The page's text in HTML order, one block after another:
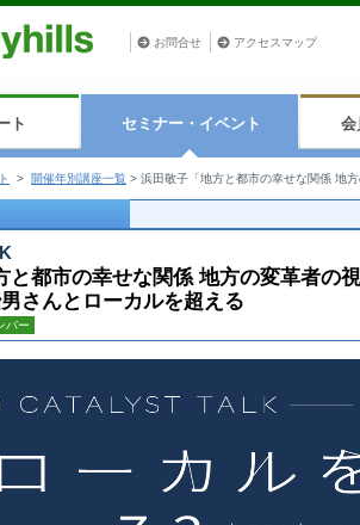
お問合せ アクセスマップ
ト セミナー・イベント 会
> 開催年別講座一覧 > 浜田敬子「地方と都市の幸せな関係 地
と都市の幸せな関係 地方の変革者の
さんとローカルを超える
バー